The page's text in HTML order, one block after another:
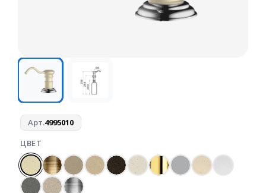
Арт.4995010
ЦВЕТ